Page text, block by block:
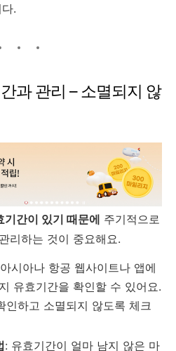
.
과 관리 – 소멸되지 않
기간이 있기 때문에 주기적으로
리하는 것이 중요해요.
시아나 항공 웹사이트나 앱에
유효기간을 확인할 수 있어요.
인하고 소멸되지 않도록 체크
: 유효기간이 얼마 남지 않은 마